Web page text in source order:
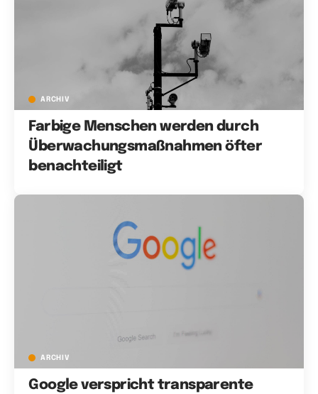
ARCHIV
Farbige Menschen werden durch
Überwachungsmaßnahmen öfter
benachteiligt
ARCHIV
Google verspricht transparente